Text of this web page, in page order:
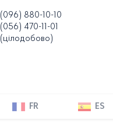
(096) 880-10-10
(056) 470-11-01
(цілодобово)
FR ES